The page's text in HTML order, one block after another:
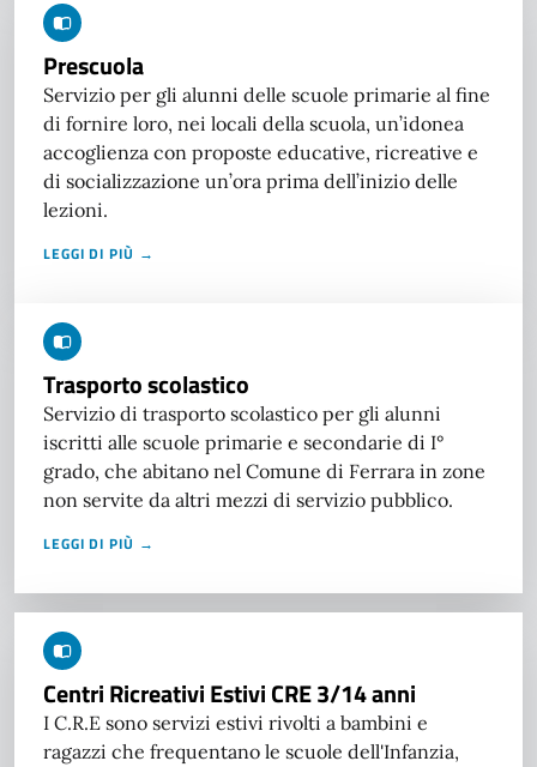
Prescuola
Servizio per gli alunni delle scuole primarie al fine
di fornire loro, nei locali della scuola, un’idonea
accoglienza con proposte educative, ricreative e
di socializzazione un’ora prima dell’inizio delle
lezioni.
LEGGI DI PIÙ →
Trasporto scolastico
Servizio di trasporto scolastico per gli alunni
iscritti alle scuole primarie e secondarie di I°
grado, che abitano nel Comune di Ferrara in zone
non servite da altri mezzi di servizio pubblico.
LEGGI DI PIÙ →
Centri Ricreativi Estivi CRE 3/14 anni
I C.R.E sono servizi estivi rivolti a bambini e
ragazzi che frequentano le scuole dell'Infanzia,